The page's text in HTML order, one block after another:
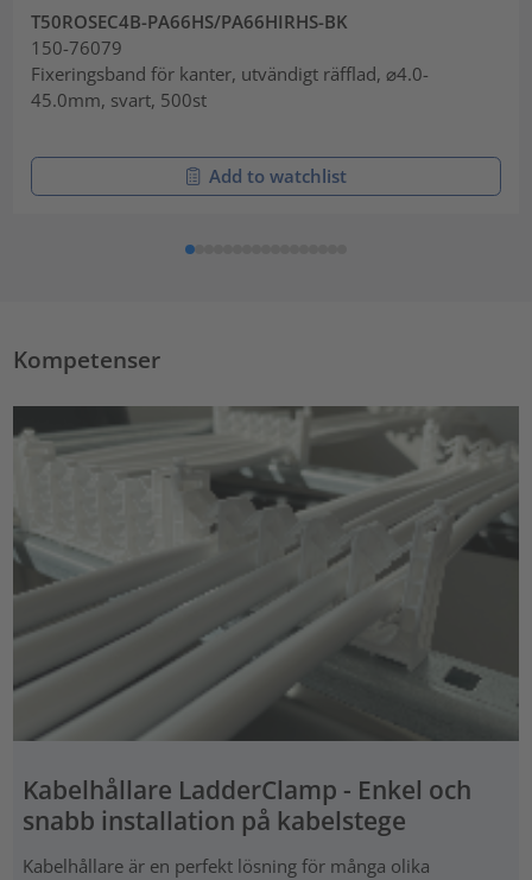
T50ROSEC4B-PA66HS/PA66HIRHS-BK
150-76079
Fixeringsband för kanter, utvändigt räfflad, ⌀4.0-
45.0mm, svart, 500st
Add to watchlist
Kompetenser
Kabelhållare LadderClamp - Enkel och
snabb installation på kabelstege
Kabelhållare är en perfekt lösning för många olika